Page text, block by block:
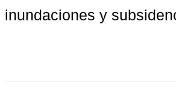
inundaciones y